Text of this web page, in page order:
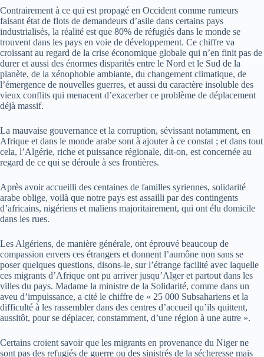
Contrairement à ce qui est propagé en Occident comme rumeurs
faisant état de flots de demandeurs d’asile dans certains pays
industrialisés, la réalité est que 80% de réfugiés dans le monde se
trouvent dans les pays en voie de développement. Ce chiffre va
croissant au regard de la crise économique globale qui n’en finit pas de
durer et aussi des énormes disparités entre le Nord et le Sud de la
planète, de la xénophobie ambiante, du changement climatique, de
l’émergence de nouvelles guerres, et aussi du caractère insoluble des
vieux conflits qui menacent d’exacerber ce problème de déplacement
déjà massif.
La mauvaise gouvernance et la corruption, sévissant notamment, en
Afrique et dans le monde arabe sont à ajouter à ce constat ; et dans tout
cela, l’Algérie, riche et puissance régionale, dit-on, est concernée au
regard de ce qui se déroule à ses frontières.
Après avoir accueilli des centaines de familles syriennes, solidarité
arabe oblige, voilà que notre pays est assailli par des contingents
d’africains, nigériens et maliens majoritairement, qui ont élu domicile
dans les rues.
Les Algériens, de manière générale, ont éprouvé beaucoup de
compassion envers ces étrangers et donnent l’aumône non sans se
poser quelques questions, disons-le, sur l’étrange facilité avec laquelle
ces migrants d’Afrique ont pu arriver jusqu’Alger et partout dans les
villes du pays. Madame la ministre de la Solidarité, comme dans un
aveu d’impuissance, a cité le chiffre de « 25 000 Subsahariens et la
difficulté à les rassembler dans des centres d’accueil qu’ils quittent,
aussitôt, pour se déplacer, constamment, d’une région à une autre ».
Certains croient savoir que les migrants en provenance du Niger ne
sont pas des refugiés de guerre ou des sinistrés de la sécheresse mais